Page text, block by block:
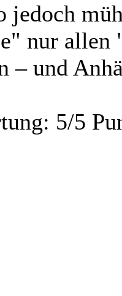
jedoch
nur allen
– und
5/5